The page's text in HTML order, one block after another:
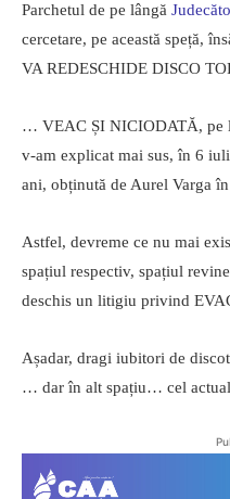
Parchetul de pe lângă
cercetare, pe această speță,
VA REDESCHIDE DISCO
… VEAC ȘI NICIODATĂ, pe
v-am explicat mai sus, în 6
ani, obținută de Aurel Varga
Astfel, devreme ce nu mai
spațiul respectiv, spațiul
deschis un litigiu privind
Așadar, dragi iubitori de
… dar în alt spațiu… cel